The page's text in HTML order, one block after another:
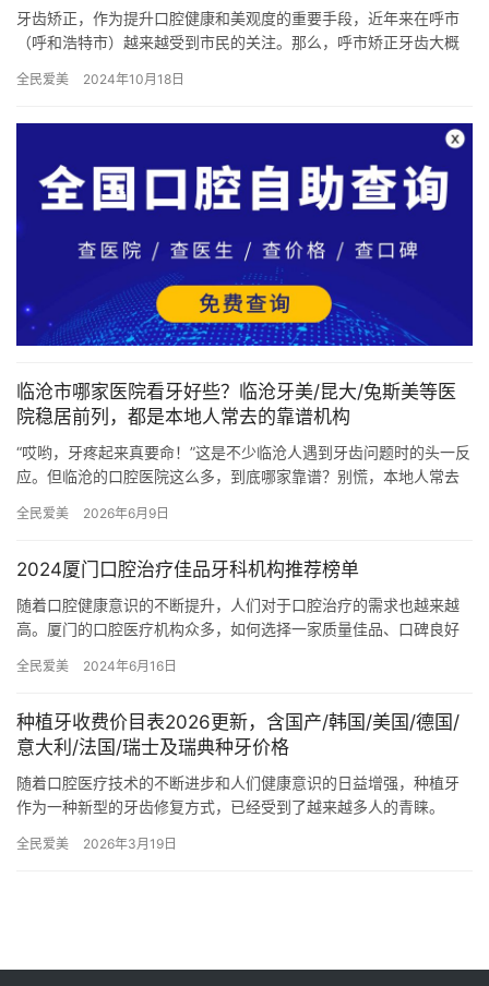
牙齿矫正，作为提升口腔健康和美观度的重要手段，近年来在呼市
（呼和浩特市）越来越受到市民的关注。那么，呼市矫正牙齿大概
响因素…
全民爱美 2024年10月18日
临沧市哪家医院看牙好些？临沧牙美/昆大/兔斯美等医
院稳居前列，都是本地人常去的靠谱机构
“哎哟，牙疼起来真要命！”这是不少临沧人遇到牙齿问题时的头一反
应。但临沧的口腔医院这么多，到底哪家靠谱？别慌，本地人常去
全民爱美 2026年6月9日
2024厦门口腔治疗佳品牙科机构推荐榜单
随着口腔健康意识的不断提升，人们对于口腔治疗的需求也越来越
高。厦门的口腔医疗机构众多，如何选择一家质量佳品、口碑良好
荐…
全民爱美 2024年6月16日
种植牙收费价目表2026更新，含国产/韩国/美国/德国/
意大利/法国/瑞士及瑞典种牙价格
随着口腔医疗技术的不断进步和人们健康意识的日益增强，种植牙
作为一种新型的牙齿修复方式，已经受到了越来越多人的青睐。
提供…
全民爱美 2026年3月19日